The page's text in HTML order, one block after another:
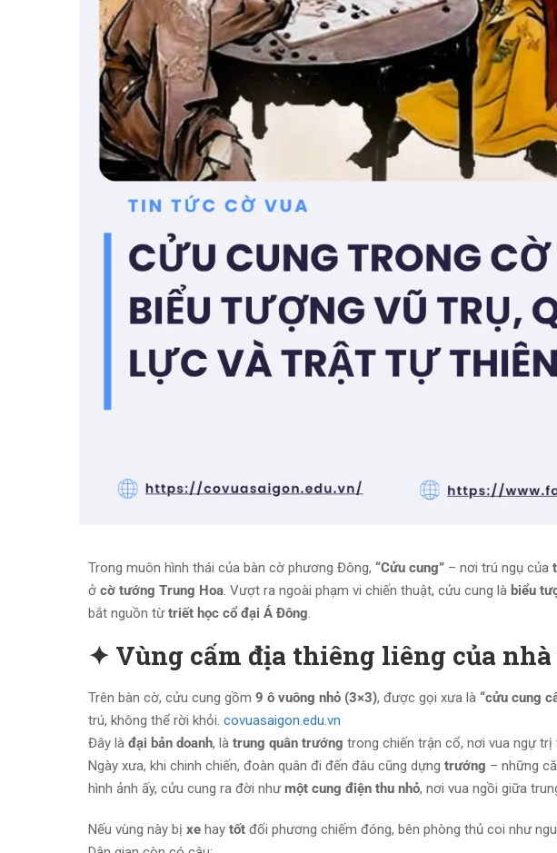
Trong muôn hình thái của bàn cờ phương Đông, “Cửu cung” – nơi trú ngụ của
ở cờ tướng Trung Hoa. Vượt ra ngoài phạm vi chiến thuật, cửu cung là biểu
bắt nguồn từtriết học cổ đại Á Đông.
✦ Vùng cấm địa thiêng liêng của nhà
Trên bàn cờ, cửu cung gồm 9 ô vuông nhỏ (3×3), được gọi xưa là “cửu cung
trú, không thể rời khỏi. covuasaigon.edu.vn
Đây là đại bản doanh, là trung quân trướng trong chiến trận cổ, nơi vua ngự trị
Ngày xưa, khi chinh chiến, đoàn quân đi đến đâu cũng dựng trướng – những
hình ảnh ấy, cửu cung ra đời nhưmột cung điện thu nhỏ, nơi vua ngồi giữa
Nếu vùng này bị xe hay tốt đối phương chiếm đóng, bên phòng thủ coi như